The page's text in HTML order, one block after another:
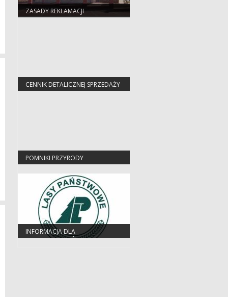
ZASADY REKLAMACJI
CENNIK DETALICZNEJ SPRZEDAŻY
DREWNA
POMNIKI PRZYRODY
INFORMACJA DLA
PRZEDSIĘBIORCÓW